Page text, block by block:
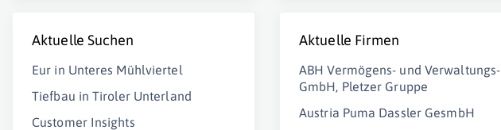
Aktuelle Suchen
Eur in Unteres Mühlviertel
Tiefbau in Tiroler Unterland
Customer Insights
Aktuelle Firmen
ABH Vermögens- und Verwaltungs-
GmbH, Pletzer Gruppe
Austria Puma Dassler GesmbH